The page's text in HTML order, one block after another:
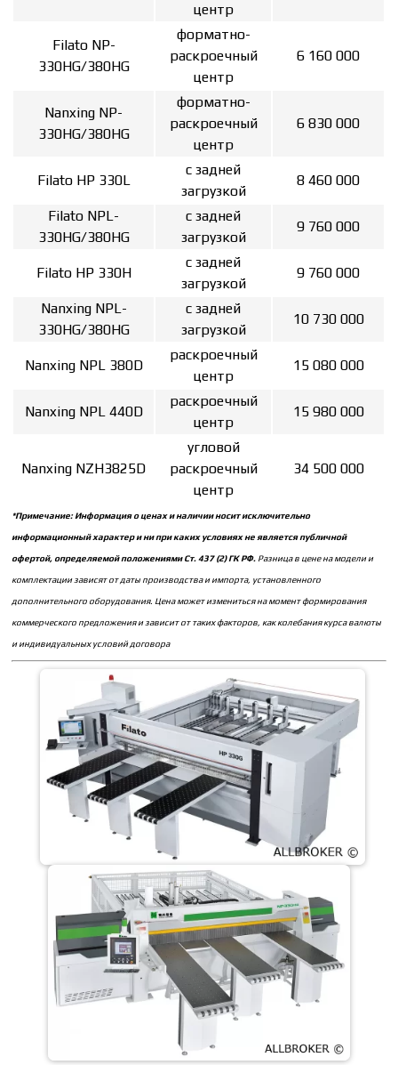
центр
Filato NP-
330HG/380HG
форматно-
раскроечный
центр
6 160 000
Nanxing NP-
330HG/380HG
форматно-
раскроечный
центр
6 830 000
Filato HP 330L
с задней
загрузкой
8 460 000
Filato NPL-
330HG/380HG
с задней
загрузкой
9 760 000
Filato HP 330H
с задней
загрузкой
9 760 000
Nanxing NPL-
330HG/380HG
с задней
загрузкой
10 730 000
Nanxing NPL 380D
раскроечный
центр
15 080 000
Nanxing NPL 440D
раскроечный
центр
15 980 000
Nanxing NZH3825D
угловой
раскроечный
центр
34 500 000
*Примечание: Информация о ценах и наличии носит исключительно
информационный характер и ни при каких условиях не является публичной
офертой, определяемой положениями Ст. 437 (2) ГК РФ. Разница в цене на модели и
комплектации зависят от даты производства и импорта, установленного
дополнительного оборудования. Цена может измениться на момент формирования
коммерческого предложения и зависит от таких факторов, как колебания курса валюты
и индивидуальных условий договора